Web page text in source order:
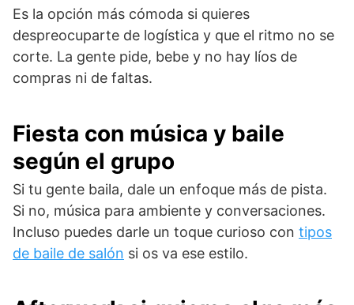
Es la opción más cómoda si quieres
despreocuparte de logística y que el ritmo no se
corte. La gente pide, bebe y no hay líos de
compras ni de faltas.
Fiesta con música y baile
según el grupo
Si tu gente baila, dale un enfoque más de pista.
Si no, música para ambiente y conversaciones.
Incluso puedes darle un toque curioso con tipos
de baile de salón si os va ese estilo.